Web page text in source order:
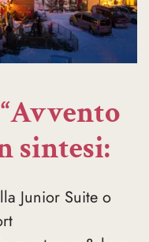
sintesi:
Junior Suite o